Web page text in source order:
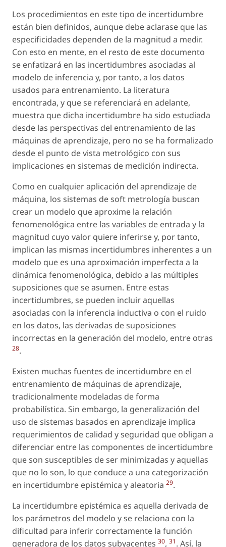
Los procedimientos en este tipo de incertidumbre
están bien definidos, aunque debe aclarase que las
especificidades dependen de la magnitud a medir.
Con esto en mente, en el resto de este documento
se enfatizará en las incertidumbres asociadas al
modelo de inferencia y, por tanto, a los datos
usados para entrenamiento. La literatura
encontrada, y que se referenciará en adelante,
muestra que dicha incertidumbre ha sido estudiada
desde las perspectivas del entrenamiento de las
máquinas de aprendizaje, pero no se ha formalizado
desde el punto de vista metrológico con sus
implicaciones en sistemas de medición indirecta.
Como en cualquier aplicación del aprendizaje de
máquina, los sistemas de soft metrología buscan
crear un modelo que aproxime la relación
fenomenológica entre las variables de entrada y la
magnitud cuyo valor quiere inferirse y, por tanto,
implican las mismas incertidumbres inherentes a un
modelo que es una aproximación imperfecta a la
dinámica fenomenológica, debido a las múltiples
suposiciones que se asumen. Entre estas
incertidumbres, se pueden incluir aquellas
asociadas con la inferencia inductiva o con el ruido
en los datos, las derivadas de suposiciones
incorrectas en la generación del modelo, entre otras
28.
Existen muchas fuentes de incertidumbre en el
entrenamiento de máquinas de aprendizaje,
tradicionalmente modeladas de forma
probabilística. Sin embargo, la generalización del
uso de sistemas basados en aprendizaje implica
requerimientos de calidad y seguridad que obligan a
diferenciar entre las componentes de incertidumbre
que son susceptibles de ser minimizadas y aquellas
que no lo son, lo que conduce a una categorización
en incertidumbre epistémica y aleatoria 29.
La incertidumbre epistémica es aquella derivada de
los parámetros del modelo y se relaciona con la
dificultad para inferir correctamente la función
generadora de los datos subyacentes 30, 31. Así, la